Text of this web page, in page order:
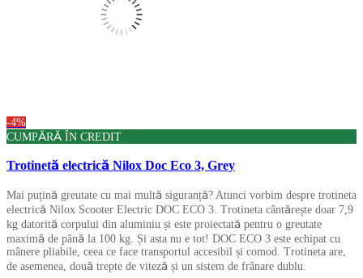
-4%
CUMPĂRĂ ÎN CREDIT
Trotinetă electrică Nilox Doc Eco 3, Grey
Mai puțină greutate cu mai multă siguranță? Atunci vorbim despre trotineta
electrică Nilox Scooter Electric DOC ECO 3. Trotineta cântărește doar 7,9
kg datorită corpului din aluminiu și este proiectată pentru o greutate
maximă de până la 100 kg. Și asta nu e tot! DOC ECO 3 este echipat cu
mânere pliabile, ceea ce face transportul accesibil și comod. Trotineta are,
de asemenea, două trepte de viteză și un sistem de frânare dublu.